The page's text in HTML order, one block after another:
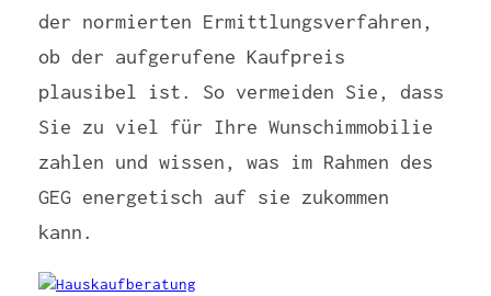
der normierten Ermittlungsverfahren,
ob der aufgerufene Kaufpreis
plausibel ist. So vermeiden Sie, dass
Sie zu viel für Ihre Wunschimmobilie
zahlen und wissen, was im Rahmen des
GEG energetisch auf sie zukommen
kann.